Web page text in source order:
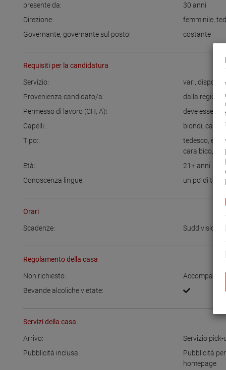
presente da: 30 anni
Direzione:
femminile,
Governante, governante sul posto:
costante
Requisiti per la candidatura
Servizio: vari,
Provenienza candidato/a:
dalla regione ,
Permesso di lavoro (CH, A):
deve essere
Capelli::
biondi,
Tipo::
tedesco,
caraibico
Età:
21+anni
Conoscenza lingue:
un po’ di
Orari
Scadenze: Suddivisione
Regolamento della casa
Non richiesto:
Bevande alcoliche vietate:
Servizi della casa
Arrivo:
Servizio
Pubblicità inclusa:
Pubblicità
homepage